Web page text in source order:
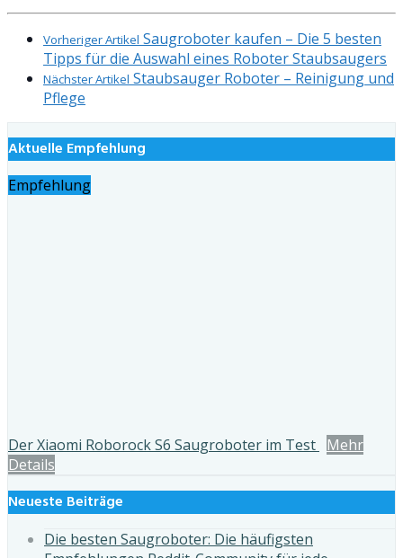
Vorheriger Artikel Saugroboter kaufen – Die 5 besten
Tipps für die Auswahl eines Roboter Staubsaugers
Nächster Artikel Staubsauger Roboter – Reinigung und
Pflege
Aktuelle Empfehlung
Empfehlung
Der Xiaomi Roborock S6 Saugroboter im Test Mehr
Details
Neueste Beiträge
Die besten Saugroboter: Die häufigsten